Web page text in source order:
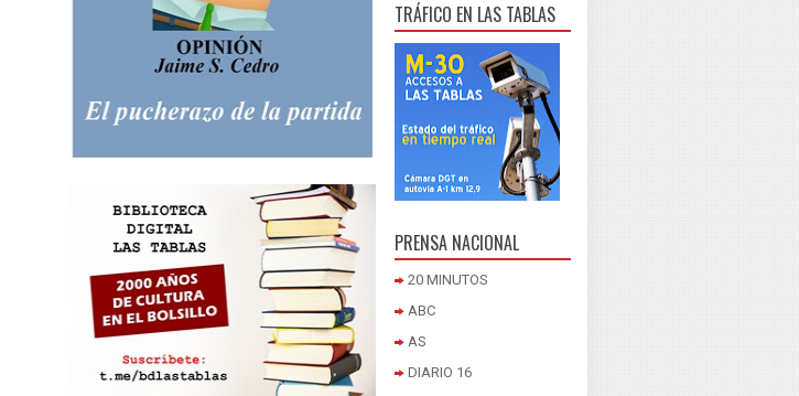
TRÁFICO EN LAS TABLAS
PRENSA NACIONAL
20 MINUTOS
ABC
AS
DIARIO 16